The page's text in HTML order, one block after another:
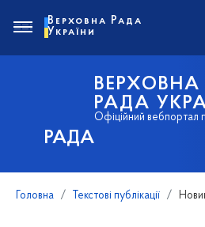
РАДА
ВЕРХОВНА
РАДА
Офіційний вебпортал
Верховна Рада
України
Головна Текстові публікації